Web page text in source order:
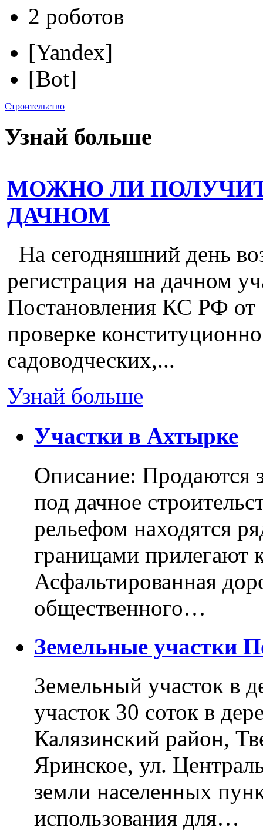
2 роботов
[Yandex]
[Bot]
Строительство
Узнай больше
МОЖНО ЛИ
ДАЧНОМ
На сегодняшний день
регистрация на дачном
Постановления КС РФ
проверке
садоводческих,...
Узнай больше
Участки в Ахтырке
Описание: Продаются
под дачное
рельефом находятся
границами прилегают
Асфальтированная
общественного…
Земельные участки
Земельный участок в
участок 30 соток в
Калязинский район,
Яринское, ул.
земли населенных
использования для…